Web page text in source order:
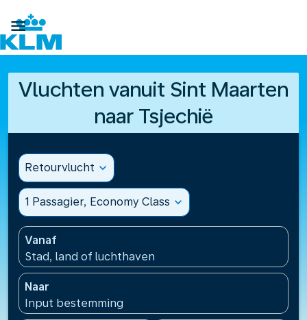

Vluchten vanuit Sint Maarten
naar Tsjechië
Retourvlucht expand_more
1 Passagier, Economy Class expand_more
Vanaf
Stad, land of luchthaven
Naar
Input bestemming